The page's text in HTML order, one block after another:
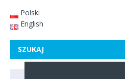
Polski
English
SZUKAJ